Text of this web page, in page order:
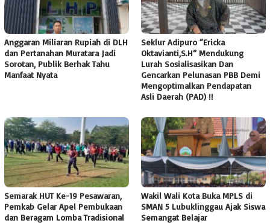
Anggaran Miliaran Rupiah di DLH
dan Pertanahan Muratara Jadi
Sorotan, Publik Berhak Tahu
Manfaat Nyata
Seklur Adipuro “Ericka
Oktavianti,S.H” Mendukung
Lurah Sosialisasikan Dan
Gencarkan Pelunasan PBB Demi
Mengoptimalkan Pendapatan
Asli Daerah (PAD) !!
Semarak HUT Ke-19 Pesawaran,
Pemkab Gelar Apel Pembukaan
dan Beragam Lomba Tradisional
Wakil Wali Kota Buka MPLS di
SMAN 5 Lubuklinggau Ajak Siswa
Semangat Belajar